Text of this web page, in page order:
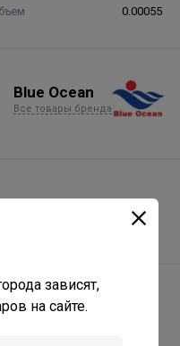
0.00055
Blue Ocean
Все товары бренда
зависят,
на сайте.